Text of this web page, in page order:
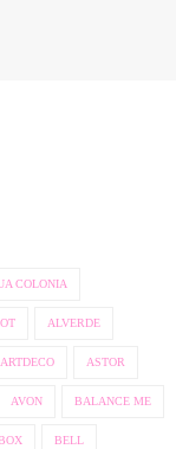
COLONIA
ALVERDE
ARTDECO ASTOR
AVON BALANCE ME
BELL